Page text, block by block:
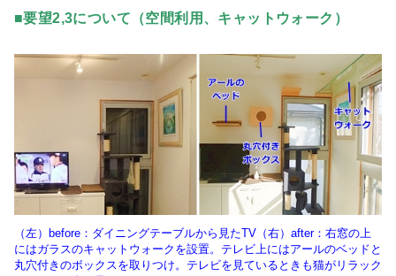
■要望2,3について（空間利用、キャットウォーク）
（左）before：ダイニングテーブルから見たTV（右）after：右窓の上
にはガラスのキャットウォークを設置。テレビ上にはアールのベッドと
丸穴付きのボックスを取りつけ。テレビを見ているときも猫がリラック